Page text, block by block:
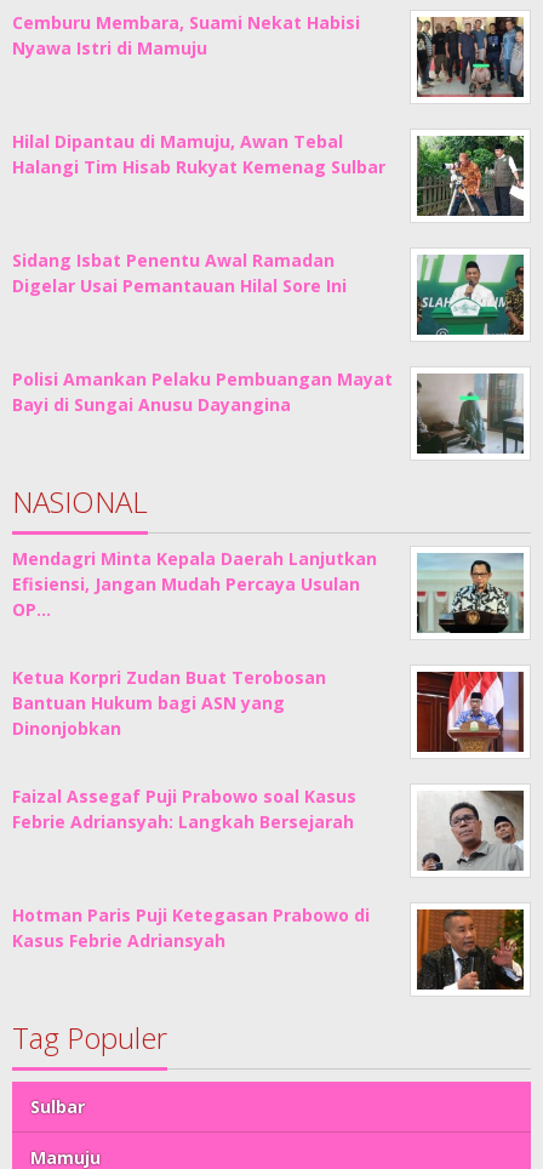
Cemburu Membara, Suami Nekat Habisi
Nyawa Istri di Mamuju
Hilal Dipantau di Mamuju, Awan Tebal
Halangi Tim Hisab Rukyat Kemenag Sulbar
Sidang Isbat Penentu Awal Ramadan
Digelar Usai Pemantauan Hilal Sore Ini
Polisi Amankan Pelaku Pembuangan Mayat
Bayi di Sungai Anusu Dayangina
NASIONAL
Mendagri Minta Kepala Daerah Lanjutkan
Efisiensi, Jangan Mudah Percaya Usulan
OP…
Ketua Korpri Zudan Buat Terobosan
Bantuan Hukum bagi ASN yang
Dinonjobkan
Faizal Assegaf Puji Prabowo soal Kasus
Febrie Adriansyah: Langkah Bersejarah
Hotman Paris Puji Ketegasan Prabowo di
Kasus Febrie Adriansyah
Tag Populer
Sulbar
Mamuju